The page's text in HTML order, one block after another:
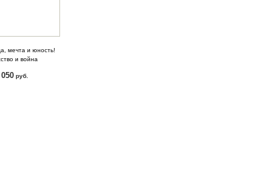
мечта и юность!
и война
руб.